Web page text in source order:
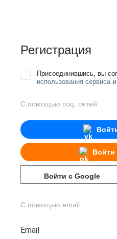
Регистрация
Присоединившись, вы
использования сервисаи
С помощью соц. сетей
Войти
Войти с Google
С помощью email
Email